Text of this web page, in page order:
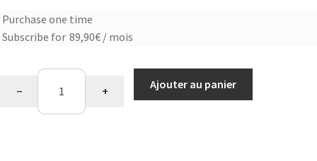
Choose
purchase
Purchase one time
Subscribe for 89,90€ / mois
quantité
− +
Ajouter au panier